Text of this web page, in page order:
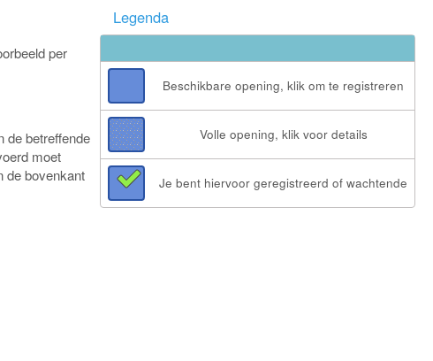
Legenda
Beschikbare opening, klik om te registreren
Volle opening, klik voor details
Je bent hiervoor geregistreerd of wachtende
per
de betreffende
moet
de bovenkant